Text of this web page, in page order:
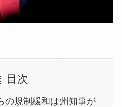
目次
の規制緩和は州知事が